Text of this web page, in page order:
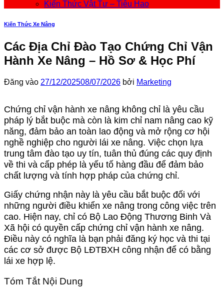
Kiến Thức Vật Tư – Tiêu Hao
Kiến Thức Xe Nâng
Các Địa Chỉ Đào Tạo Chứng Chỉ Vận
Hành Xe Nâng – Hồ Sơ & Học Phí
Đăng vào 27/12/202508/07/2026 bởi Marketing
Chứng chỉ vận hành xe nâng không chỉ là yêu cầu
pháp lý bắt buộc mà còn là kim chỉ nam nâng cao kỹ
năng, đảm bảo an toàn lao động và mở rộng cơ hội
nghề nghiệp cho người lái xe nâng. Việc chọn lựa
trung tâm đào tạo uy tín, tuân thủ đúng các quy định
về thi và cấp phép là yếu tố hàng đầu để đảm bảo
chất lượng và tính hợp pháp của chứng chỉ.
Giấy chứng nhận này là yêu cầu bắt buộc đối với
những người điều khiển xe nâng trong công việc trên
cao. Hiện nay, chỉ có Bộ Lao Động Thương Binh Và
Xã hội có quyền cấp chứng chỉ vận hành xe nâng.
Điều này có nghĩa là bạn phải đăng ký học và thi tại
các cơ sở được Bộ LĐTBXH công nhận để có bằng
lái xe hợp lệ.
Tóm Tắt Nội Dung